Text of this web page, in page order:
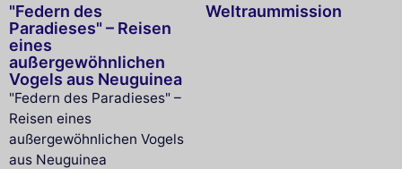
"Federn des
Paradieses" – Reisen
eines
außergewöhnlichen
Vogels aus Neuguinea
"Federn des Paradieses" –
Reisen eines
außergewöhnlichen Vogels
aus Neuguinea
Weltraummission